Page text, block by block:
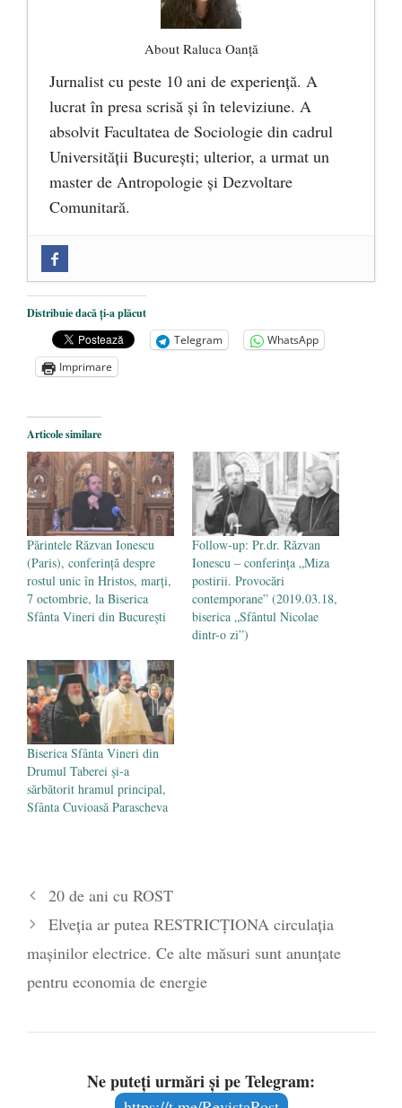
About Raluca Oanță
Jurnalist cu peste 10 ani de experiență. A
lucrat în presa scrisă și în televiziune. A
absolvit Facultatea de Sociologie din cadrul
Universității București; ulterior, a urmat un
master de Antropologie și Dezvoltare
Comunitară.
Mănăstirea „Sfânta Ana” Rohia. Părintele
Nicolae Steinhardt, comemorat la 102 ani
de la naștere - 29 iulie 2024
„Carnea cultivată” în laborator, tot mai
comercializare în UE
Părintele mărturisitor Constantin
Voicescu, pomenit, duminică, la
Mănăstirea Cernica - 27 iulie 2024
Distribuie dacă ți-a plăcut
Telegram
WhatsApp
Imprimare
Articole similare
Părintele Răzvan Ionescu
(Paris), conferință despre
rostul unic în Hristos, marți,
7 octombrie, la Biserica
Sfânta Vineri din București
Follow-up: Pr.dr. Răzvan
Ionescu – conferința „Miza
postirii. Provocări
contemporane” (2019.03.18,
biserica „Sfântul Nicolae
dintr-o zi”)
Biserica Sfânta Vineri din
Drumul Taberei și-a
sărbătorit hramul principal,
Sfânta Cuvioasă Parascheva
20 de ani cu ROST
Elveția ar putea RESTRICȚIONA circulația
mașinilor electrice. Ce alte măsuri sunt anunțate
pentru economia de energie
Ne puteți urmări și pe Telegram: